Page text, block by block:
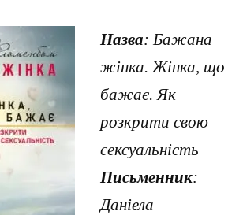
Назва: Бажана
жінка. Жінка, що
бажає. Як
розкрити свою
сексуальність
Письменник:
Даніела